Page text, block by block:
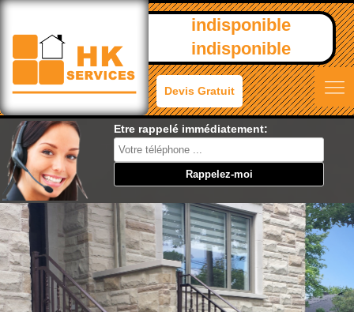
indisponible
indisponible
Devis Gratuit
Etre rappelé immédiatement: